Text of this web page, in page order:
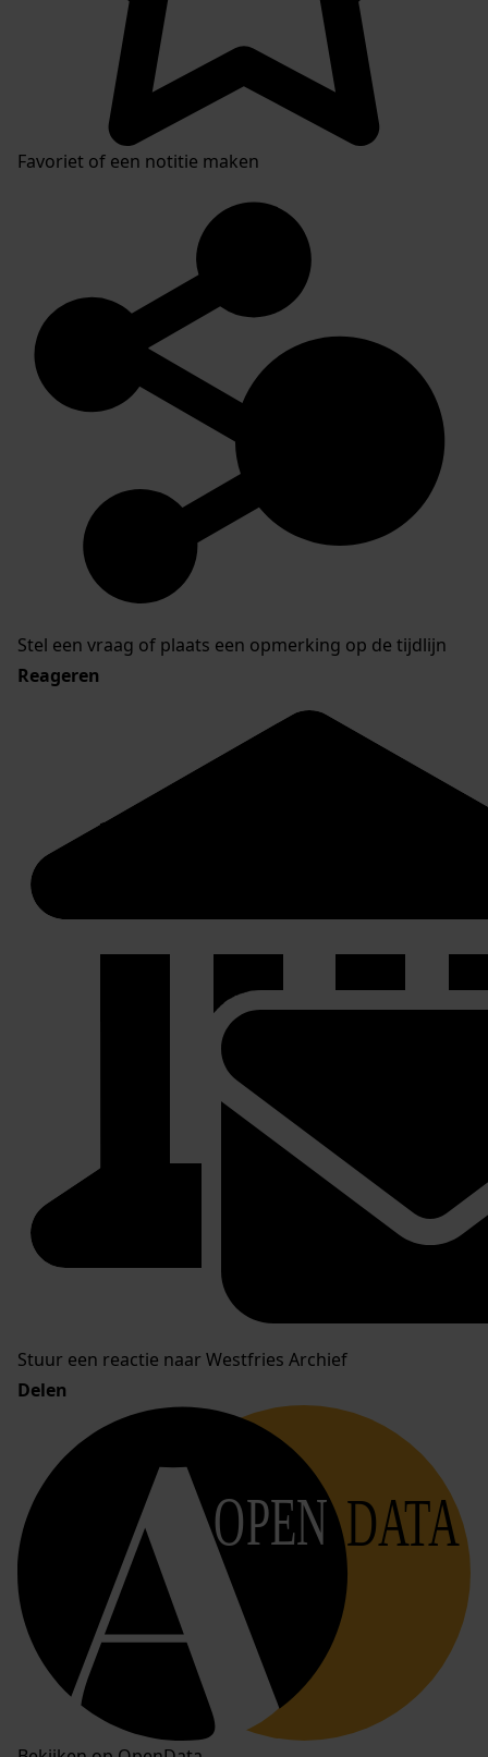
Favoriet of een notitie maken
Stel een vraag of plaats een opmerking op de tijdlijn
Reageren
Stuur een reactie naar Westfries Archief
Delen
OPEN DATA